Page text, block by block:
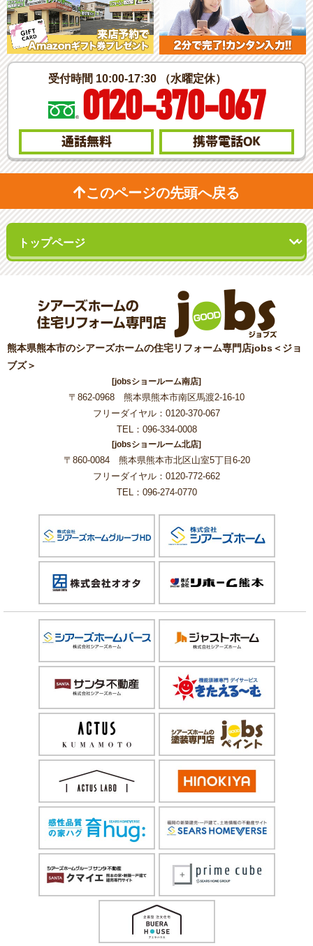
受付時間 10:00-17:30 （水曜定休）
0120-370-067
通話無料 携帯電話OK
このページの先頭へ戻る
熊本県熊本市のシアーズホームの住宅リフォーム専門店jobs＜ジョ
ブズ＞
[jobsショールーム南店]
〒862-0968 熊本県熊本市南区馬渡2-16-10
フリーダイヤル：0120-370-067
TEL：096-334-0008
[jobsショールーム北店]
〒860-0084 熊本県熊本市北区山室5丁目6-20
フリーダイヤル：0120-772-662
TEL：096-274-0770